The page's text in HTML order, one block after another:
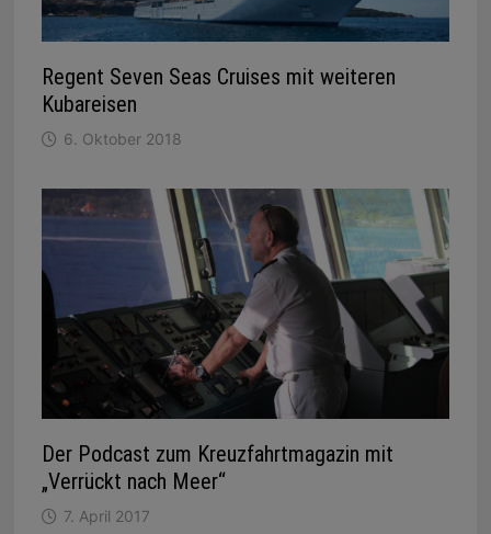
Regent Seven Seas Cruises mit weiteren
Kubareisen
6. Oktober 2018
Der Podcast zum Kreuzfahrtmagazin mit
„Verrückt nach Meer“
7. April 2017